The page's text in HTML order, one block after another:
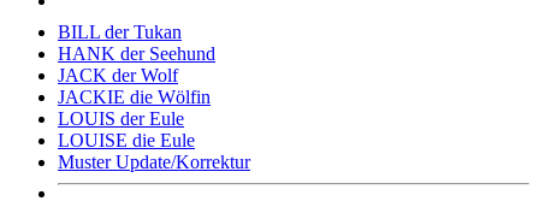
BILL der Tukan
HANK der Seehund
JACK der Wolf
JACKIE die Wölfin
LOUIS der Eule
LOUISE die Eule
Muster Update/Korrektur